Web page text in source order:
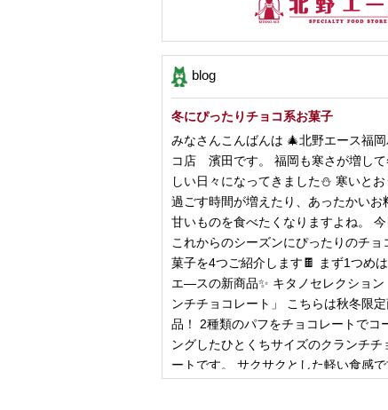
blog
冬にぴったりチョコ系お菓子
みなさんこんばんは 🎄北野エース福
コ店 濱田です。 福岡も寒さが増して
しい日々になってきました⛄️ 寒いと
過ごす時間が増えたり、あったかいお
甘いものを食べたくなりますよね。 今
これからのシーズンにぴったりのチョ
菓子を4つご紹介します🍫 まず1つめ
エ―スの新商品✨ キタノセレクション
ンチチョコレート」 こちらは秋冬限
品！ 2種類のパフをチョコレートでコ
ングしたひとくちサイズのクランチチ
ートです。 サクサクとした軽い食感で